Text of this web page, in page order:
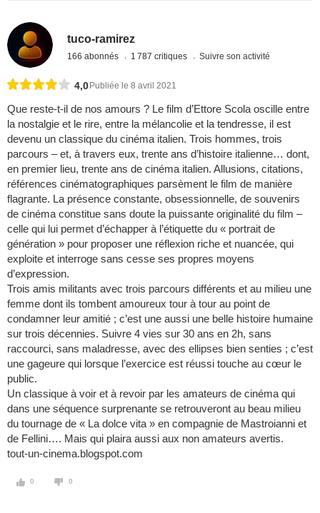
tuco-ramirez
166 abonnés 1 787 critiques Suivre son activité
4,0 Publiée le 8 avril 2021
Que reste-t-il de nos amours ? Le film d’Ettore Scola oscille entre
la nostalgie et le rire, entre la mélancolie et la tendresse, il est
devenu un classique du cinéma italien. Trois hommes, trois
parcours – et, à travers eux, trente ans d’histoire italienne… dont,
en premier lieu, trente ans de cinéma italien. Allusions, citations,
références cinématographiques parsèment le film de manière
flagrante. La présence constante, obsessionnelle, de souvenirs
de cinéma constitue sans doute la puissante originalité du film –
celle qui lui permet d’échapper à l’étiquette du « portrait de
génération » pour proposer une réflexion riche et nuancée, qui
exploite et interroge sans cesse ses propres moyens
d’expression.
Trois amis militants avec trois parcours différents et au milieu une
femme dont ils tombent amoureux tour à tour au point de
condamner leur amitié ; c’est une aussi une belle histoire humaine
sur trois décennies. Suivre 4 vies sur 30 ans en 2h, sans
raccourci, sans maladresse, avec des ellipses bien senties ; c’est
une gageure qui lorsque l’exercice est réussi touche au cœur le
public.
Un classique à voir et à revoir par les amateurs de cinéma qui
dans une séquence surprenante se retrouveront au beau milieu
du tournage de « La dolce vita » en compagnie de Mastroianni et
de Fellini…. Mais qui plaira aussi aux non amateurs avertis.
tout-un-cinema.blogspot.com
0 0